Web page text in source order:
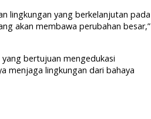
lingkungan yang berkelanjutan pada
akan membawa perubahan besar,”
bertujuan mengedukasi
menjaga lingkungan dari bahaya